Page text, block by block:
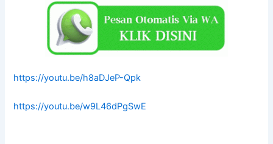
https://youtu.be/h8aDJeP-Qpk
https://youtu.be/w9L46dPgSwE